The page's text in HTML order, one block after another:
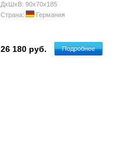
ДхШхВ: 90х70х185
Страна:
Германия
26 180 руб. Подробнее